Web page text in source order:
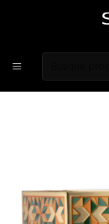
Inicio
PERFUME KAJAL
ML